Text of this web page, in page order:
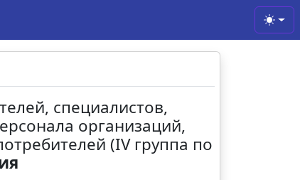
специалистов,
организаций,
(IV группа по